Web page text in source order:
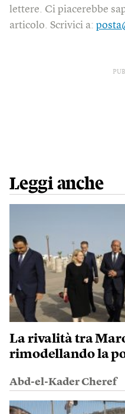
lettere. Ci piacerebbe
articolo. Scrivici a:
Leggi anche
La rivalità tra
rimodellando la
Abd-el-Kader Cheref